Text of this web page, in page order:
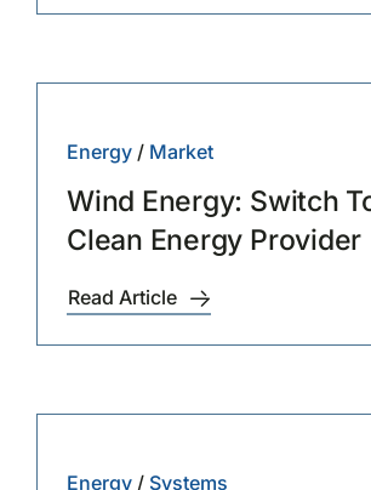
Energy/ Market
Wind Energy: Switch
Clean Energy Provider
Read Article
Energy/ Systems